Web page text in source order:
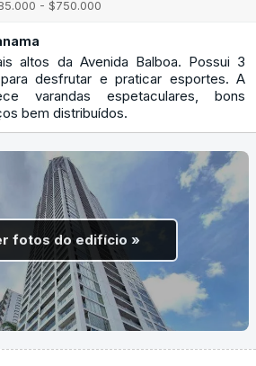
- $750.000
altos da Avenida Balboa. Possui 3
desfrutar e praticar esportes. A
varandas espetaculares, bons
bem distribuídos.
fotos do edifício »